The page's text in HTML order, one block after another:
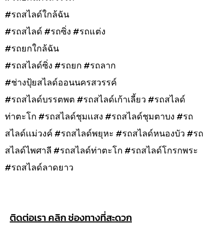
#รถสไลด์ใกล้ฉัน
#รถสไลด์ #รถซิ่ง #รถแต่ง
#รถยกใกล้ฉัน
#รถสไลด์ซิ่ง #รถยก #รถลาก
#ช่างปุ้ยสไลด์ออนนครสวรรค์
#รถสไลด์บรรตพต #รถสไลด์เก้าเลี้ยว #รถสไลด์
ท่าตะโก #รถสไลด์ชุมเเสง #รถสไลด์ชุมตาบง #รถ
สไลด์เเม่วงค์ #รถสไลด์พยุหะ #รถสไลด์หนองบัว #รถ
สไลด์ไพศาลี #รถสไลด์ท่าตะโก #รถสไลด์โกรกพระ
#รถสไลด์ลาดยาว
ติดต่อเรา คลิก ช่องทางที่สะดวก